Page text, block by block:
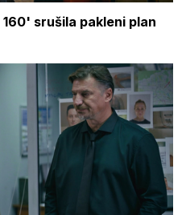
srušila pakleni plan